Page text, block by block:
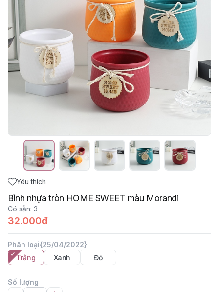
Yêu thích
Bình nhựa tròn HOME SWEET màu Morandi
Có sẵn: 3
32.000đ
Phân loại{25/04/2022}:
Trắng
Xanh Đỏ
Số lượng